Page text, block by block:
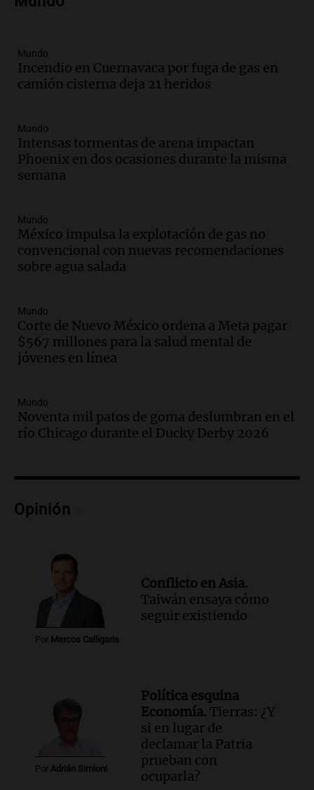
sea, va a ser lindo”
La Cadena del Gol
Episodios
en ludopatía: “Tener el casino en la
mano es muy peligroso”
La Argentina, hoy
Episodios
sobre los parques educativos
Amamos Argentina
Episodios
Audio.Meteorólogo alertó que El Niño
durante la primavera
Informados al regreso
Episodios
Audio.Córdoba sigue trabajando para
Panorama Federal
Episodios
Audio. Según una encuesta, el 80% de
economía mejorará el próximo año
Episodios
ley de propiedad privada
Informados al regreso
Episodios
Audio.
Debate en el Senado y protesta
en Rosario contra la ley de Propiedad
Privada.
Manifestación en Rosario contra
la ley de Propiedad Privada debatida en
el Senado.
Viva la Radio Rosario
Episodios
Luis Juez cuestionó la polémica
Mundo
Incendio en Cuernavaca por fuga de gas en
camión cisterna deja 21 heridos
Mundo
Intensas tormentas de arena impactan
Phoenix en dos ocasiones durante la misma
semana
Mundo
México impulsa la explotación de gas no
convencional con nuevas recomendaciones
sobre agua salada
Mundo
Corte de Nuevo México ordena a Meta pagar
$567 millones para la salud mental de
jóvenes en línea
Mundo
Noventa mil patos de goma deslumbran en el
río Chicago durante el Ducky Derby 2026
Opinión
Por Marcos Calligaris
Conflicto en Asia.
Taiwán ensaya cómo
seguir existiendo
Por Adrián Simioni
Política esquina
Economía. Tierras: ¿Y
si en lugar de
declamar la Patria
prueban con
ocuparla?